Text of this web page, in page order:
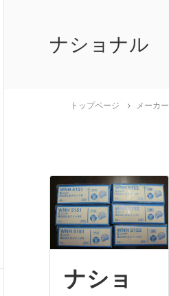
ナショナル
トップページ メーカー
ナショ